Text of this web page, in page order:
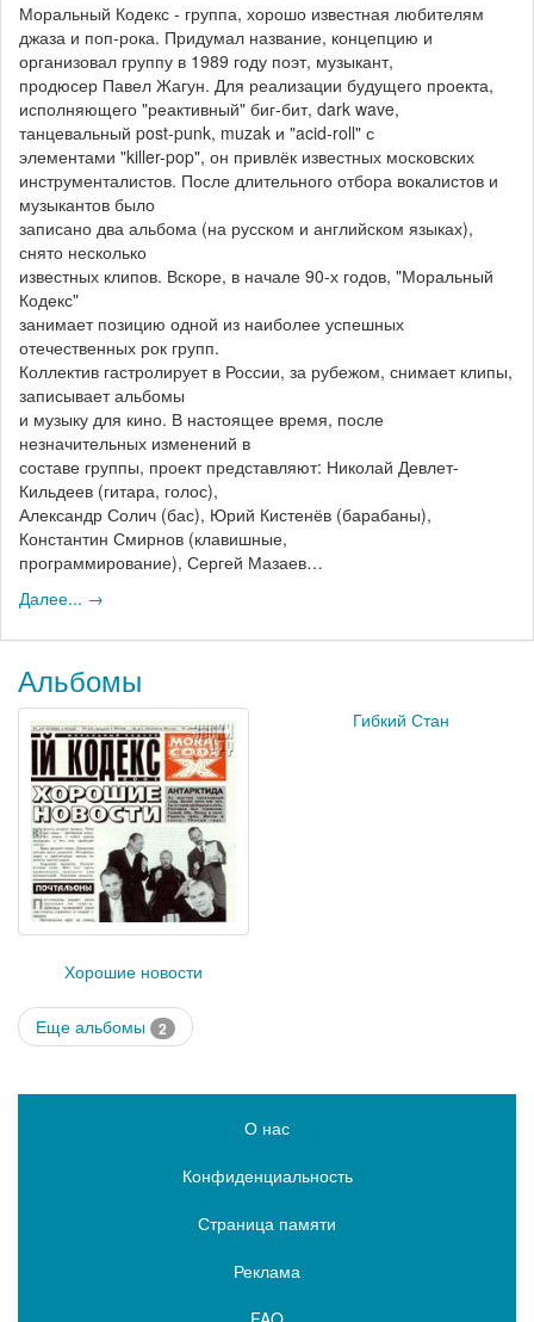
Моральный Кодекс - группа, хорошо известная любителям
джаза и поп-рока. Придумал название, концепцию и
организовал группу в 1989 году поэт, музыкант,
продюсер Павел Жагун. Для реализации будущего проекта,
исполняющего "реактивный" биг-бит, dark wave,
танцевальный post-punk, muzak и "acid-roll" с
элементами "killer-pop", он привлёк известных московских
инструменталистов. После длительного отбора вокалистов и
музыкантов было
записано два альбома (на русском и английском языках),
снято несколько
известных клипов. Вскоре, в начале 90-х годов, "Моральный
Кодекс"
занимает позицию одной из наиболее успешных
отечественных рок групп.
Коллектив гастролирует в России, за рубежом, снимает клипы,
записывает альбомы
и музыку для кино. В настоящее время, после
незначительных изменений в
составе группы, проект представляют: Николай Девлет-
Кильдеев (гитара, голос),
Александр Солич (бас), Юрий Кистенёв (барабаны),
Константин Смирнов (клавишные,
программирование), Сергей Мазаев…
Далее... →
Альбомы
Хорошие новости
Гибкий Стан
Еще альбомы 2
О нас
Конфиденциальность
Страница памяти
Реклама